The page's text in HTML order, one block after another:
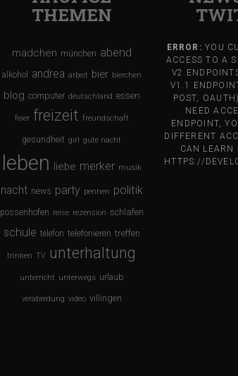
THEMEN
mädchen münchen abend
alkohol andrea arbeit bier bierchen
blog computer deutschland essen
feier freizeit freundschaft
gesundheit girl gute nacht
leben liebe merker musik
nacht news party pennen politik
possenhofen reise rezension schlafen
schule telefon telefonieren treffen
trinken TV unterhaltung
unterricht unterwegs urlaub
verabredung video villingen
ERROR: YOU
ACCESS TO A
V2
V1.1
POST,
NEED
ENDPOINT,
DIFFERENT
CAN LEARN
HTTPS://